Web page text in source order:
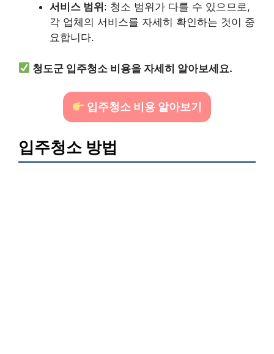
서비스 범위 : 청소 범위가 다를 수 있으므로,
각 업체의 서비스를 자세히 확인하는 것이 중
요합니다.
청도군 입주청소 비용을 자세히 알아보세요.
입주청소 비용 알아보기
입주청소 방법